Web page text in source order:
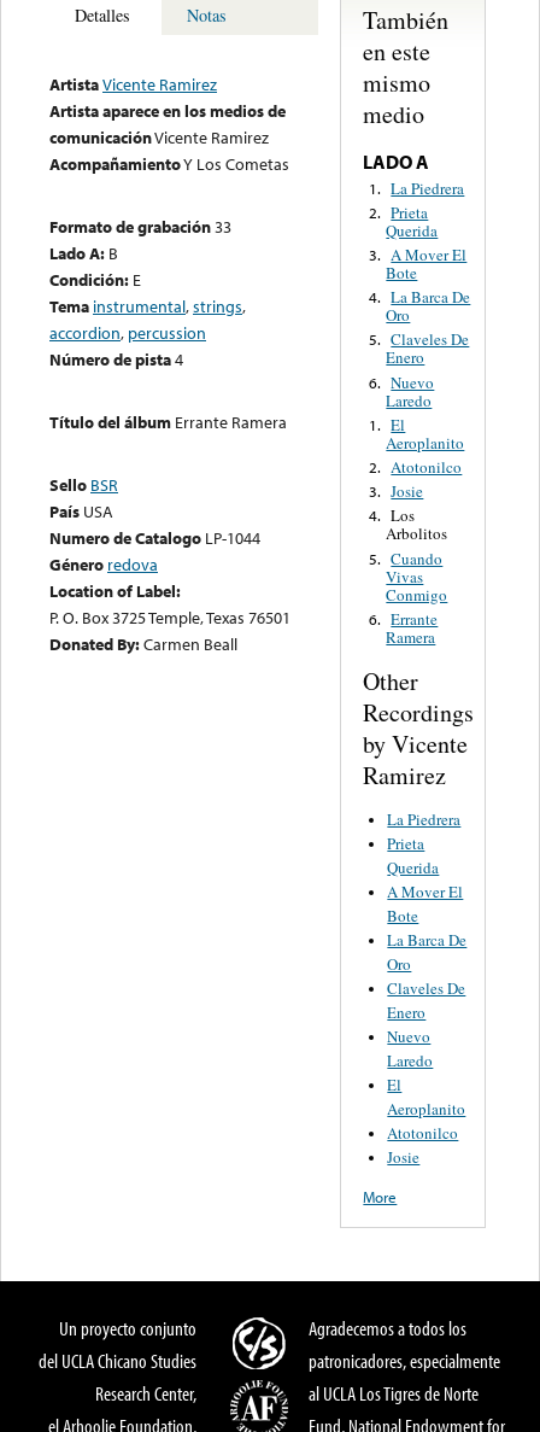
Detalles Notas
ArtistaVicente Ramirez
Artista aparece en los medios de
comunicaciónVicente Ramirez
AcompañamientoY Los Cometas
Formato de grabación33
Lado A: B
Condición: E
Tema instrumental,strings,
accordion, percussion
Número de pista4
Título del álbum Errante Ramera
Sello BSR
País USA
Numero de Catalogo LP-1044
Género redova
Location of Label:
P. O. Box 3725 Temple, Texas 76501
Donated By:Carmen Beall
También
en este
mismo
medio
LADO A
1. La Piedrera
2. Prieta
Querida
3. A Mover El
Bote
4. La Barca De
Oro
5. Claveles De
Enero
6. Nuevo
Laredo
1. El
Aeroplanito
2. Atotonilco
3. Josie
4. Los
Arbolitos
5. Cuando
Vivas
Conmigo
6. Errante
Ramera
Other
Recordings
by Vicente
Ramirez
La Piedrera
Prieta
Querida
A Mover El
Bote
La Barca De
Oro
Claveles De
Enero
Nuevo
Laredo
El
Aeroplanito
Atotonilco
Josie
More
Un proyecto conjunto
del UCLA Chicano Studies
Research Center,
el Arhoolie Foundation,
Agradecemos a todos los
patronicadores, especialmente
al UCLA Los Tigres de Norte
Fund, National Endowment for